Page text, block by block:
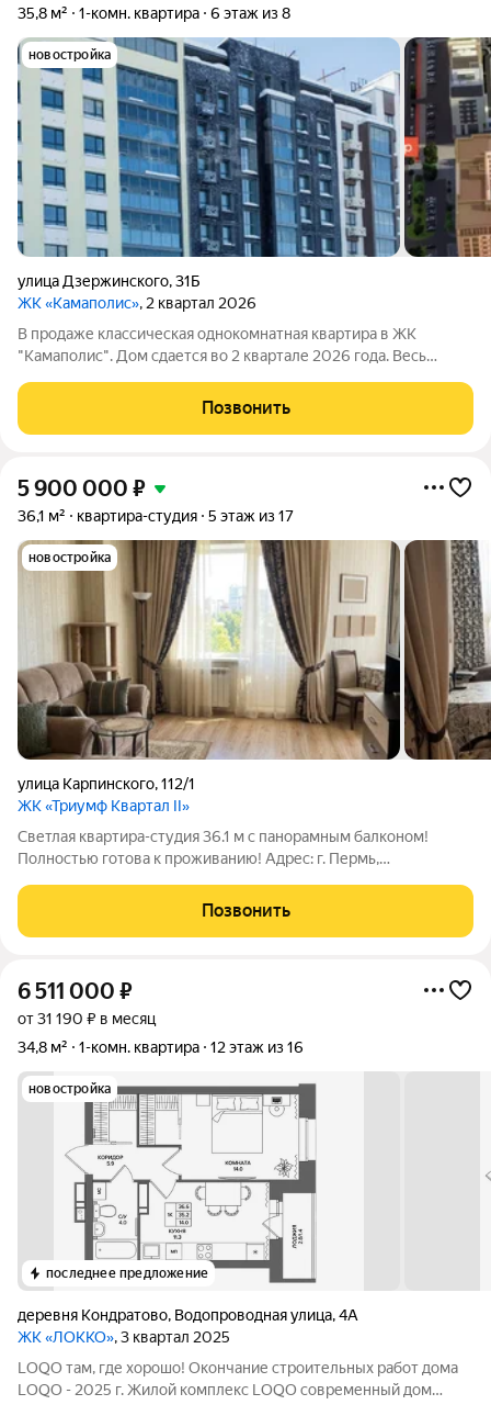
35,8 м² 1-комн. квартира 6 этаж из 8
новостройка
улица Дзержинского,31Б
ЖК «Камаполис», 2 квартал 2026
В продаже классическая однокомнатная квартира в ЖК
"Камаполис". Дом сдается во 2 квартале 2026 года. Весь
внутренние стены и межквартирные перегородки. Жилой
комплекс предлагает продуманное
Позвонить
5 900 000 ₽
36,1 м² квартира-студия 5 этаж из 17
новостройка
улица Карпинского,112/1
ЖК «Триумф Квартал II»
Светлая квартира-студия 36.1 м с панорамным балконом!
Полностью готова к проживанию! Адрес: г. Пермь,
-Идеальный вариант для тех, кто хочет сразу заехать и жить
без лишних забот и вложений в
Позвонить
6 511 000 ₽
от 31 190 ₽ в месяц
34,8 м²
1-комн. квартира 12 этаж из 16
новостройка
последнее предложение
деревня Кондратово, Водопроводная улица,4А
ЖК «ЛОККО», 3 квартал 2025
LOQO там, где хорошо! Окончание строительных работ дома
LOQO - 2025 г. Жилой комплекс LOQO современный дом